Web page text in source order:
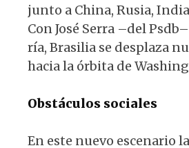
junto a China, Rusia,
Con José Serra –del
ría, Brasilia se desplaza
hacia la órbita de
Obstáculos sociales
En este nuevo escenario